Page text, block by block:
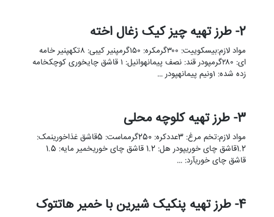
2- طرز تهیه چیز کیک زغال اخته
مواد لازم:بیسکوییت: ۳۰۰گرمکره: ۱۵۰گرمپنیر کیبی: ۸تکهپنیر خامه
ای: ۲۸۰گرمپودر قند: نصف پیمانهوانیل: ۱ قاشق چایخوری کوچکخامه
زده شده: ۱ونیم پیمانهپودر …
3- طرز تهیه کلوچه محلی
مواد لازم:تخم مرغ: 3عددکره: 250گرمماست: 5قاشق غذاخورینمک:
1.2قاشق چای خوریپودر هل: 1.2 قاشق چای خوریخمیر مایه: 1.5
قاشق چای خوریآرد: …
4- طرز تهیه پنکیک شیرین با خمیر هاتتوک